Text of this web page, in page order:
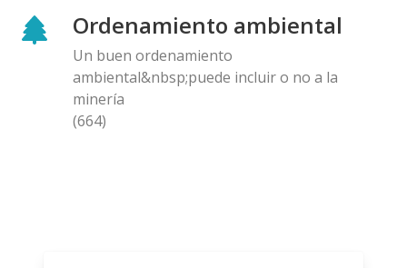
Ordenamiento ambiental
Un buen ordenamiento
ambiental&nbsp;puede incluir o no a la
minería
(664)